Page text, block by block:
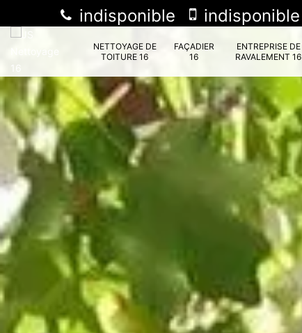
indisponible indisponible
NETTOYAGE DE
TOITURE 16
FAÇADIER
16
ENTREPRISE DE
RAVALEMENT 16